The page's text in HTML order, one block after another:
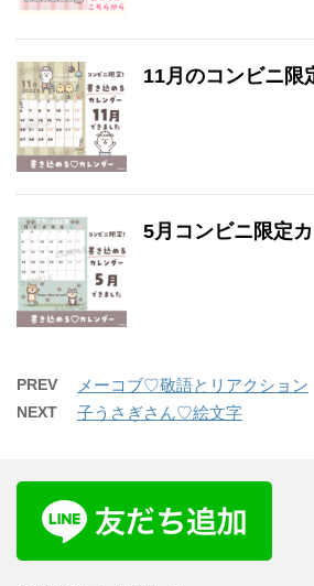
11月のコンビニ限
5月コンビニ限定
PREV メーコブ♡敬語とリアクション
NEXT 子うさぎさん♡絵文字